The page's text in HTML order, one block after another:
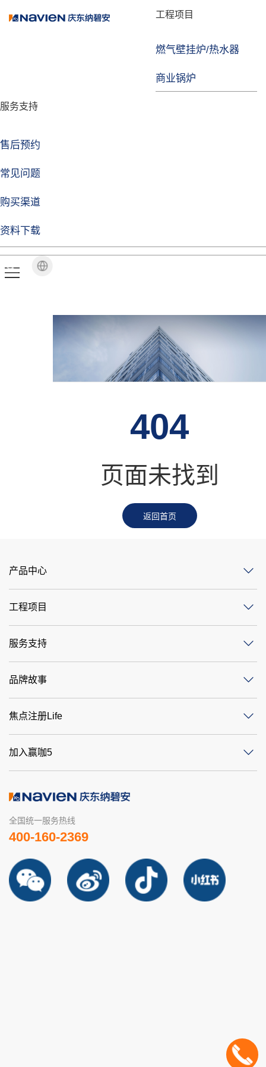
工程项目
燃气壁挂炉/热水器
商业锅炉
服务支持
售后预约
常见问题
购买渠道
资料下载
品牌故事
技术实力
企业动态
焦点注册Life
品牌视角
404
页面未找到
返回首页
产品中心
工程项目
服务支持
品牌故事
焦点注册Life
加入赢咖5
全国统一服务热线
400-160-2369